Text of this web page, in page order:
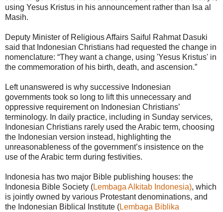
using Yesus Kristus in his announcement rather than Isa al
Masih.
Deputy Minister of Religious Affairs Saiful Rahmat Dasuki
said that Indonesian Christians had requested the change in
nomenclature: “They want a change, using 'Yesus Kristus' in
the commemoration of his birth, death, and ascension.”
Left unanswered is why successive Indonesian
governments took so long to lift this unnecessary and
oppressive requirement on Indonesian Christians’
terminology. In daily practice, including in Sunday services,
Indonesian Christians rarely used the Arabic term, choosing
the Indonesian version instead, highlighting the
unreasonableness of the government’s insistence on the
use of the Arabic term during festivities.
Indonesia has two major Bible publishing houses: the
Indonesia Bible Society (Lembaga Alkitab Indonesia), which
is jointly owned by various Protestant denominations, and
the Indonesian Biblical Institute (Lembaga Biblika